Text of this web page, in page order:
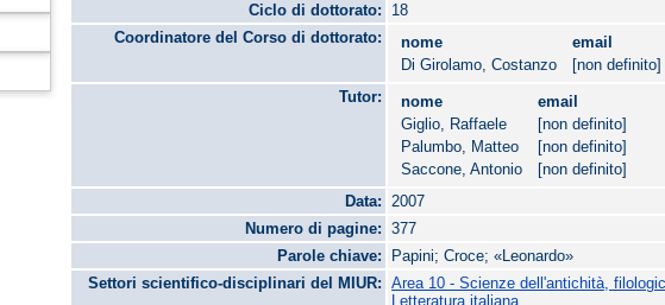
Ciclo di dottorato:
18
Coordinatore del Corso di dottorato:
nome
email
Di Girolamo, Costanzo
[non definito]
Tutor:
nome
email
Giglio, Raffaele
[non definito]
Palumbo, Matteo
[non definito]
Saccone, Antonio
[non definito]
Data:
2007
Numero di pagine:
377
Parole chiave:
Papini; Croce; «Leonardo»
Settori scientifico-disciplinari del MIUR:
Area 10 - Scienze dell'antichità,
Letteratura italiana